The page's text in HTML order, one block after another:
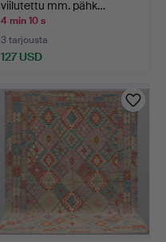
viilutettu mm. pähk…
4 min 10 s
3 tarjousta
127 USD